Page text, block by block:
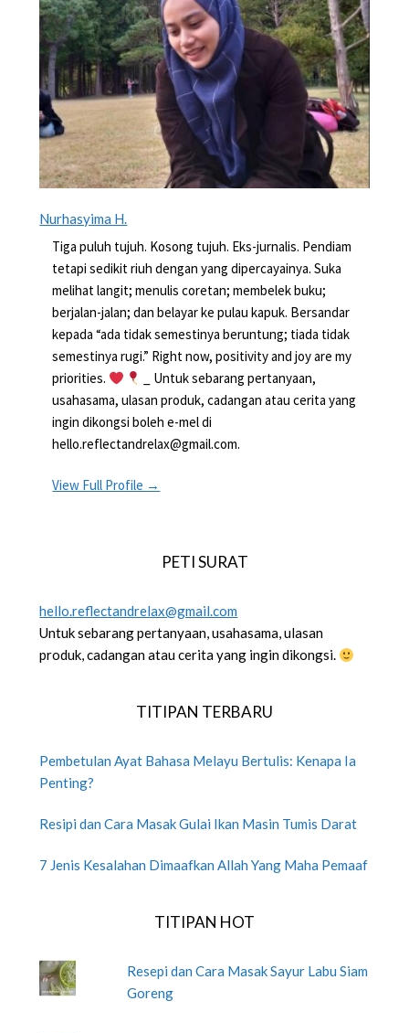
Nurhasyima H.
Tiga puluh tujuh. Kosong tujuh. Eks-jurnalis. Pendiam
tetapi sedikit riuh dengan yang dipercayainya. Suka
melihat langit; menulis coretan; membelek buku;
berjalan-jalan; dan belayar ke pulau kapuk. Bersandar
kepada “ada tidak semestinya beruntung; tiada tidak
semestinya rugi.” Right now, positivity and joy are my
priorities.
_ Untuk sebarang pertanyaan,
usahasama, ulasan produk, cadangan atau cerita yang
ingin dikongsi boleh e-mel di
hello.reflectandrelax@gmail.com.
View Full Profile →
PETI SURAT
hello.reflectandrelax@gmail.com
Untuk sebarang pertanyaan, usahasama, ulasan
produk, cadangan atau cerita yang ingin dikongsi.
TITIPAN TERBARU
Pembetulan Ayat Bahasa Melayu Bertulis: Kenapa Ia
Penting?
Resipi dan Cara Masak Gulai Ikan Masin Tumis Darat
7 Jenis Kesalahan Dimaafkan Allah Yang Maha Pemaaf
TITIPAN HOT
Resepi dan Cara Masak Sayur Labu Siam
Goreng